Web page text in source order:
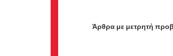
Άρθρα με μετρητή